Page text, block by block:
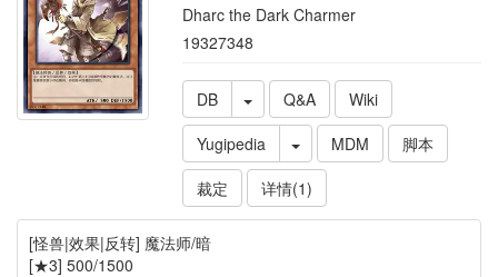
Dharc the Dark Charmer
19327348
DB Q&A
Wiki
Yugipedia
MDM
脚本
裁定
详情(1)
[怪兽|效果|反转] 魔法师/暗
[★3] 500/1500